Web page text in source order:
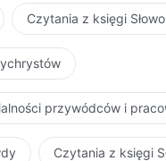
Czytania z księgi
przywódców i
Czytania z księgi